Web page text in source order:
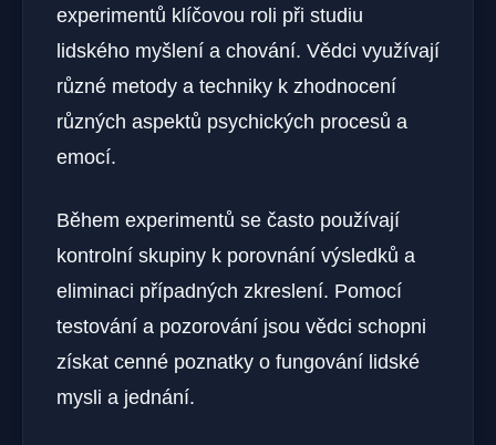
experimentů klíčovou roli při studiu
lidského myšlení a chování. Vědci využívají
různé metody a techniky k zhodnocení
různých aspektů psychických procesů a
emocí.
Během experimentů se často používají
kontrolní skupiny k porovnání výsledků a
eliminaci případných zkreslení. Pomocí
testování a pozorování jsou vědci schopni
získat cenné poznatky o fungování lidské
mysli a jednání.